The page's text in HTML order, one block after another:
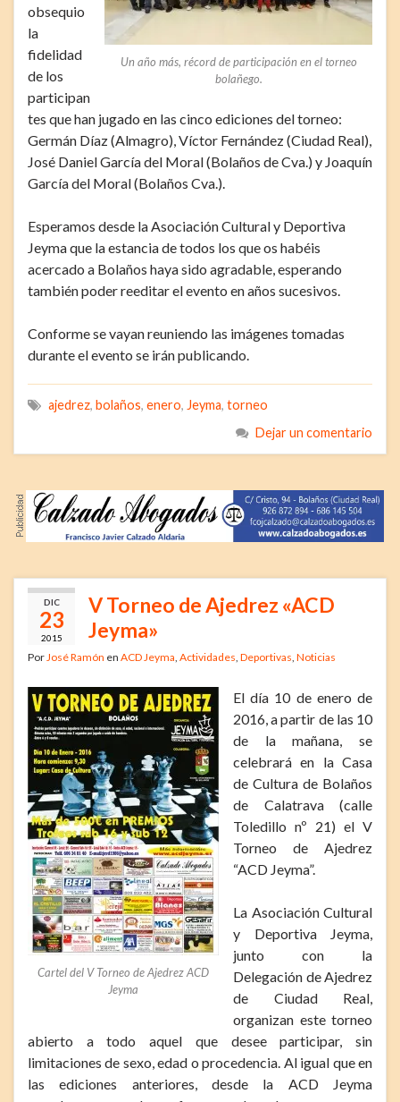
Un año más, récord de participación en el torneo
bolañego.
obsequio
la
fidelidad
de los
participan
tes que han jugado en las cinco ediciones del torneo:
Germán Díaz (Almagro), Víctor Fernández (Ciudad Real),
José Daniel García del Moral (Bolaños de Cva.) y Joaquín
García del Moral (Bolaños Cva.).
Esperamos desde la Asociación Cultural y Deportiva
Jeyma que la estancia de todos los que os habéis
acercado a Bolaños haya sido agradable, esperando
también poder reeditar el evento en años sucesivos.
Conforme se vayan reuniendo las imágenes tomadas
durante el evento se irán publicando.
ajedrez, bolaños, enero, Jeyma, torneo
Dejar un comentario
DIC
23
2015
V Torneo de Ajedrez «ACD
Jeyma»
Por José Ramón en ACD Jeyma Actividades Deportivas Noticias
Cartel del V Torneo de Ajedrez ACD
Jeyma
El día 10 de enero de
2016, a partir de las 10
de la mañana, se
celebrará en la Casa
de Cultura de Bolaños
de Calatrava (calle
Toledillo nº 21) el V
Torneo de Ajedrez
“ACD Jeyma”.
La Asociación Cultural
y Deportiva Jeyma,
junto con la
Delegación de Ajedrez
de Ciudad Real,
organizan este torneo
abierto a todo aquel que desee participar, sin
limitaciones de sexo, edad o procedencia. Al igual que en
las ediciones anteriores, desde la ACD Jeyma